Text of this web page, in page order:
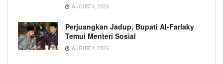
AUGUST 4, 2026
Perjuangkan Jadup, Bupati Al-Farlaky
Temui Menteri Sosial
AUGUST 4, 2026